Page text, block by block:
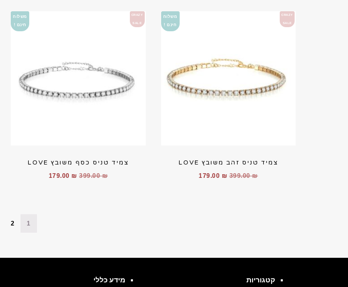
CRAZY
SALE
משלוח
חינם !
צמיד טניס זהב משובץ LOVE
399.00₪
המחיר
179.00 ₪
המחיר
CRAZY
SALE
משלוח
חינם !
צמיד טניס כסף משובץ LOVE
399.00₪
המחיר
179.00 ₪
המחיר
1
2
קטגוריות
מידע כללי